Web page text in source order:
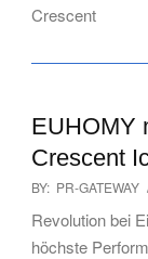
Crescent
EUHOMY
Crescent
2025-
08-
28
BY: PR-GATEWAY
Revolution bei
höchste